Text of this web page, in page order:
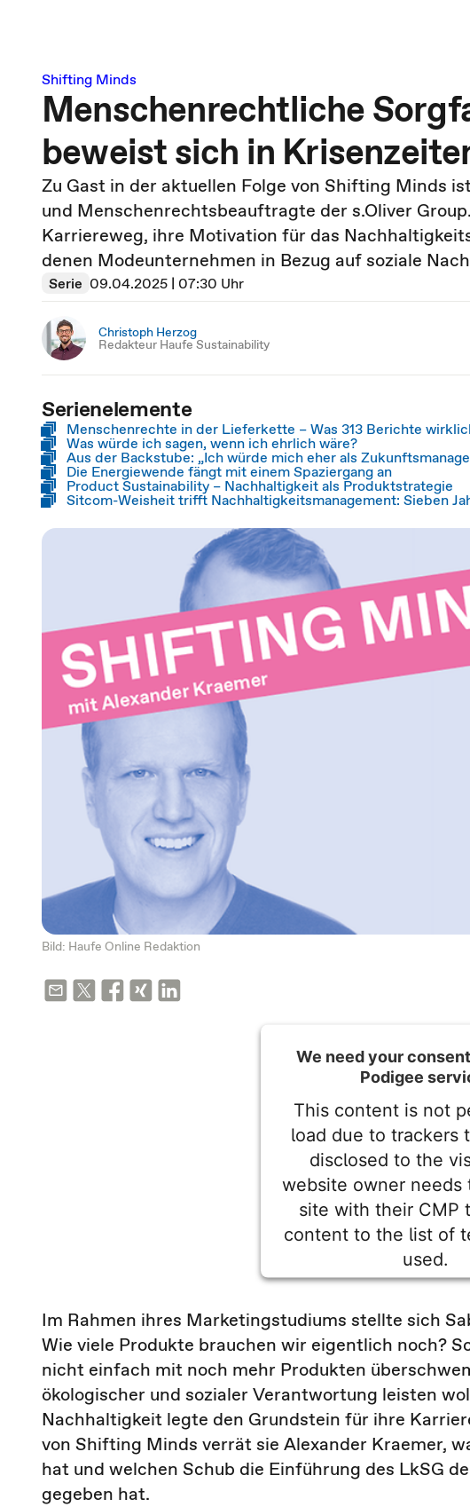
Shifting Minds
Menschenrechtliche
beweist sich in
Zu Gast in der aktuellen Folge von Shifting Minds
und Menschenrechtsbeauftragte der s.Oliver
Karriereweg, ihre Motivation für das
denen Modeunternehmen in Bezug auf soziale
Serie 09.04.2025 | 07:30 Uhr
Christoph Herzog
Redakteur Haufe Sustainability
Serienelemente
Menschenrechte in der Lieferkette – Was 313 Berichte
Was würde ich sagen, wenn ich ehrlich wäre?
Aus der Backstube: „Ich würde mich eher als
Die Energiewende fängt mit einem Spaziergang an
Product Sustainability – Nachhaltigkeit als Produktstrategie
Sitcom-Weisheit trifft Nachhaltigkeitsmanagement: Sieben
Bild: Haufe Online Redaktion
We need your
Podigee
This content is not
load due to trackers
disclosed to the
website owner needs
site with their CMP
content to the list of
used.
Platform
Im Rahmen ihres Marketingstudiums stellte sich
Wie viele Produkte brauchen wir eigentlich noch?
nicht einfach mit noch mehr Produkten
ökologischer und sozialer Verantwortung leisten
Nachhaltigkeit legte den Grundstein für ihre
von Shifting Minds verrät sie Alexander Kraemer,
hat und welchen Schub die Einführung des LkSG
gegeben hat.